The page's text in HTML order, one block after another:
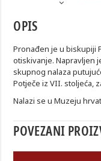
OPIS
Pronađen je u biskupiji
otiskivanje. Napravljen
skupnog nalaza
Potječe iz VII. stoljeća,
Nalazi se u Muzeju
POVEZANI